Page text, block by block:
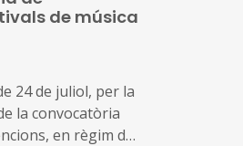
de música
24 de juliol, per la
la convocatòria
en règim de